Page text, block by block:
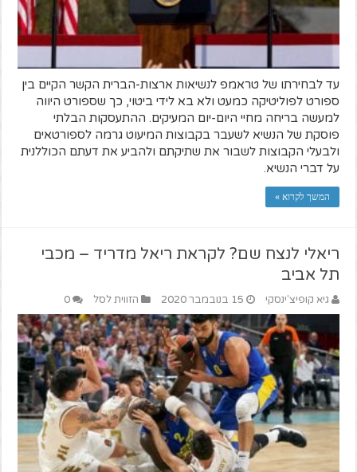
עד לבחירתו של טראמפ לנשיאות ארצות-הברית הקשר הקיים בין
ספורט לפוליטיקה כמעט ולא בא לידי ביטוי, כך שספורט היווה
למעשה בריחה מחיי היום-יום המעיקים. ההתעסקות הבלתי
פוסקת של הנשיא לשעבר בקבוצות המיעוט גרמה לספורטאים
ולבעלי הקבוצות לשבור את שתיקתם ולהביע את דעתם הכוללנית
על דברי הנשיא.
המשך לקרוא »
ריאלי לנצח שם? לקראת ריאל מדריד – מכבי
תל אביב
גיא קופיצ'ינסקי 15 בנובמבר 2020 הזווית לסל 0